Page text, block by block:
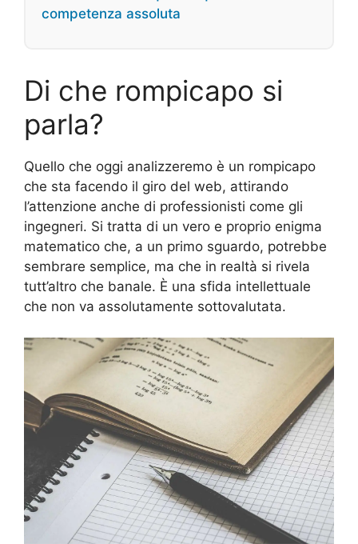
competenza assoluta
Di che rompicapo si
parla?
Quello che oggi analizzeremo è un rompicapo
che sta facendo il giro del web, attirando
l’attenzione anche di professionisti come gli
ingegneri. Si tratta di un vero e proprio enigma
matematico che, a un primo sguardo, potrebbe
sembrare semplice, ma che in realtà si rivela
tutt’altro che banale. È una sfida intellettuale
che non va assolutamente sottovalutata.